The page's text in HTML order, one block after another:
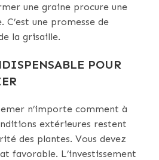
une graine procure une
une promesse de
la grisaille.
POUR
n’importe comment à
extérieures restent
des plantes. Vous devez
favorable. L’investissement